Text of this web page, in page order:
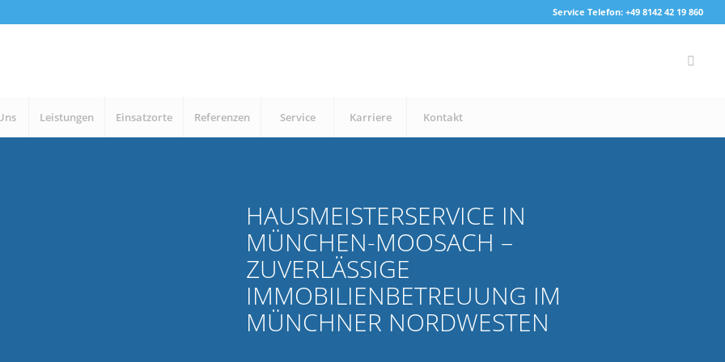
Service Telefon: +49 8142 42 19 860
Leistungen Einsatzorte Referenzen Service Karriere Kontakt
HAUSMEISTERSERVICE IN
MÜNCHEN-MOOSACH –
ZUVERLÄSSIGE
IMMOBILIENBETREUUNG IM
MÜNCHNER NORDWESTEN